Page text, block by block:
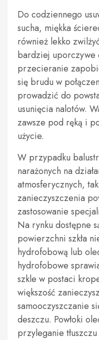
Do codziennego
sucha, miękka
również lekko
bardziej uporczywe
przecieranie
się brudu w
prowadzić do
usunięcia nalotów.
zawsze pod ręką i
użycie.
W przypadku
narażonych na
atmosferycznych,
zanieczyszczenia
zastosowanie
Na rynku dostępne
powierzchni szkła
hydrofobową lub
hydrofobowe
szkle w postaci
większość
samooczyszczanie
deszczu. Powłoki
przyleganie